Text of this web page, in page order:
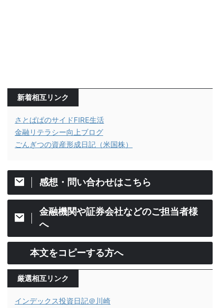
新着相互リンク
さとぱぱのサイドFIRE生活
金融リテラシー向上ブログ
ごんぎつの資産形成日記（米国株）
感想・問い合わせはこちら
金融機関や証券会社などのご担当者様
へ
本文をコピーする方へ
厳選相互リンク
インデックス投資日記＠川崎